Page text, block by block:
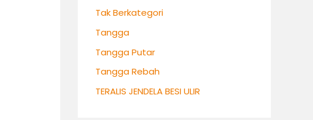
Tak Berkategori
Tangga
Tangga Putar
Tangga Rebah
TERALIS JENDELA BESI ULIR